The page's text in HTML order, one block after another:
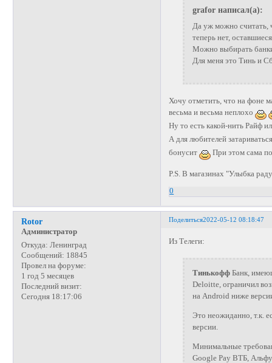
grafor написал(а):
Да уж можно считать,
теперь нет,
Можно выбирать
Для меня это Тинь и
Хочу отметить, что на фоне
весьма и весьма неплохо
Ну то есть какой-нить Райф
А для любителей
бонусит
При этом сама
P.S. В магазинах "Улыбка
0
Поделиться2022-05-12 08:18:47
Rotor
Администратор
Откуда: Ленинград
Сообщений: 18845
Провел на форуме:
1 год 5 месяцев
Последний визит:
Сегодня 18:17:06
Из Телеги:
ТинькоффБанк,
Deloitte, ограничил
на Android ниже
Это неожиданно, т.к.
версии.
Минимальные
Google Pay ВТБ,